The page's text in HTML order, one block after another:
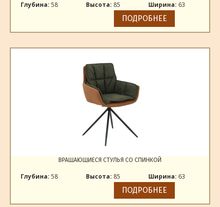
Глубина: 58 Высота: 85 Ширина: 63
ПОДРОБНЕЕ
ВРАЩАЮЩИЕСЯ СТУЛЬЯ СО СПИНКОЙ
Глубина: 58 Высота: 85 Ширина: 63
ПОДРОБНЕЕ